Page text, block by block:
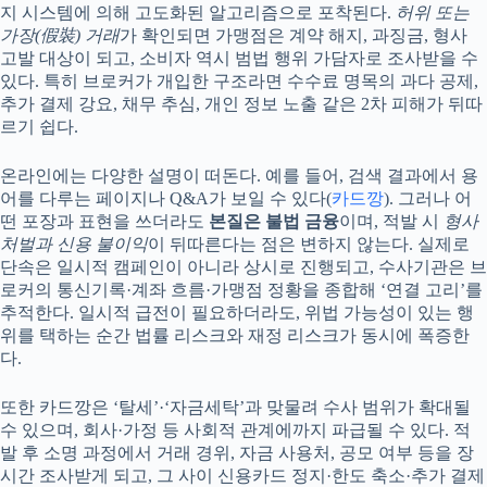
지 시스템에 의해 고도화된 알고리즘으로 포착된다. 허위 또는
가장(假裝) 거래가 확인되면 가맹점은 계약 해지, 과징금, 형사
고발 대상이 되고, 소비자 역시 범법 행위 가담자로 조사받을 수
있다. 특히 브로커가 개입한 구조라면 수수료 명목의 과다 공제,
추가 결제 강요, 채무 추심, 개인 정보 노출 같은 2차 피해가 뒤따
르기 쉽다.
온라인에는 다양한 설명이 떠돈다. 예를 들어, 검색 결과에서 용
어를 다루는 페이지나 Q&A가 보일 수 있다(카드깡). 그러나 어
떤 포장과 표현을 쓰더라도 본질은 불법 금융이며, 적발 시
형사
처벌과 신용 불이익이 뒤따른다는 점은 변하지 않는다. 실제로
단속은 일시적 캠페인이 아니라 상시로 진행되고, 수사기관은 브
로커의 통신기록·계좌 흐름·가맹점 정황을 종합해 ‘연결 고리’를
추적한다. 일시적 급전이 필요하더라도, 위법 가능성이 있는 행
위를 택하는 순간 법률 리스크와 재정 리스크가 동시에 폭증한
다.
또한 카드깡은 ‘탈세’·‘자금세탁’과 맞물려 수사 범위가 확대될
수 있으며, 회사·가정 등 사회적 관계에까지 파급될 수 있다. 적
발 후 소명 과정에서 거래 경위, 자금 사용처, 공모 여부 등을 장
시간 조사받게 되고, 그 사이 신용카드 정지·한도 축소·추가 결제